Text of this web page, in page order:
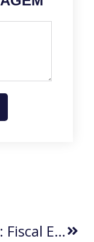
Crises: Fiscal E Ambiental (por Eduardo Fernandez Silva)